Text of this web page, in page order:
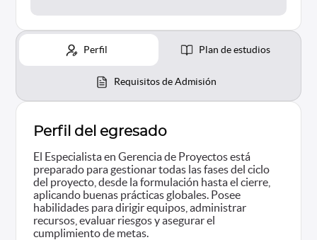
Perfil Plan de estudios
Requisitos de Admisión
Perfil del egresado
El Especialista en Gerencia de Proyectos está
preparado para gestionar todas las fases del ciclo
del proyecto, desde la formulación hasta el cierre,
aplicando buenas prácticas globales. Posee
habilidades para dirigir equipos, administrar
recursos, evaluar riesgos y asegurar el
cumplimiento de metas.